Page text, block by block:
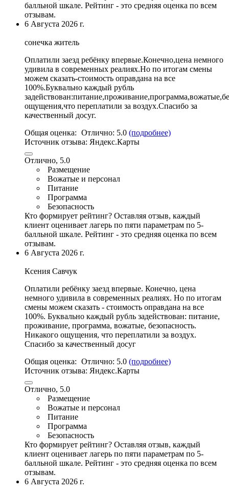
балльной шкале. Рейтинг - это средняя оценка по всем
отзывам.
6 Августа 2026 г.
сонечка житель
Оплатили заезд ребёнку впервые.Конечно,цена немного
удивила в современных реалиях.Но по итогам смены
можем сказать-стоимость оправдана на все
100%.Буквально каждый рубль
задействован:питание,проживание,программа,вожатые
ощущения,что переплатили за воздух.Спасибо за
качественный досуг.
Общая оценка: Отлично: 5.0 (подробнее)
Источник отзыва: Яндекс.Карты
Отлично, 5.0
Размещение
Вожатые и персонал
Питание
Программа
Безопасность
Кто формирует рейтинг? Оставляя отзыв, каждый
клиент оценивает лагерь по пяти параметрам по 5-
балльной шкале. Рейтинг - это средняя оценка по всем
отзывам.
6 Августа 2026 г.
Ксения Савчук
Оплатили ребёнку заезд впервые. Конечно, цена
немного удивила в современных реалиях. Но по итогам
смены можем сказать - стоимость оправдана на все
100%. Буквально каждый рубль задействован: питание,
проживание, программа, вожатые, безопасность.
Никакого ощущения, что переплатили за воздух.
Спасибо за качественный досуг
Общая оценка: Отлично: 5.0 (подробнее)
Источник отзыва: Яндекс.Карты
Отлично, 5.0
Размещение
Вожатые и персонал
Питание
Программа
Безопасность
Кто формирует рейтинг? Оставляя отзыв, каждый
клиент оценивает лагерь по пяти параметрам по 5-
балльной шкале. Рейтинг - это средняя оценка по всем
отзывам.
6 Августа 2026 г.